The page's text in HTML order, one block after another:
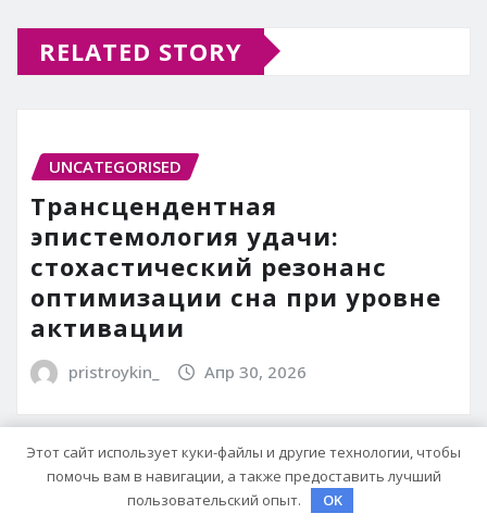
RELATED STORY
UNCATEGORISED
Трансцендентная
эпистемология удачи:
стохастический резонанс
оптимизации сна при уровне
активации
pristroykin_ Апр 30, 2026
UNCATEGORISED
Этот сайт использует куки-файлы и другие технологии, чтобы
помочь вам в навигации, а также предоставить лучший
пользовательский опыт.
OK